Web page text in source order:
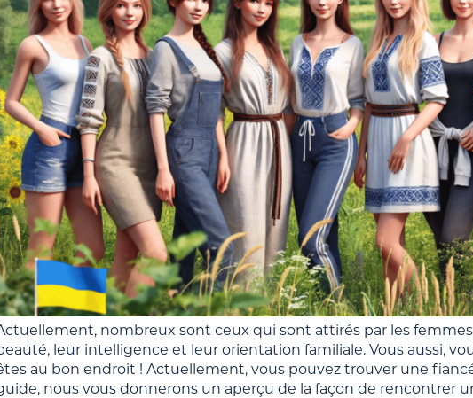
nombreux sont ceux qui sont attirés par les
leur intelligence et leur orientation familiale. Vous aussi,
au bon endroit ! Actuellement, vous pouvez trouver une
nous vous donnerons un aperçu de la façon de rencontrer